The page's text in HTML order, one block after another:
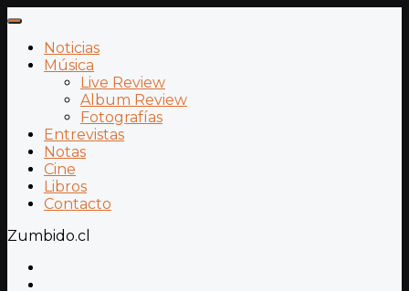
Noticias
Música
Live Review
Album Review
Fotografías
Entrevistas
Notas
Cine
Libros
Contacto
Zumbido.cl